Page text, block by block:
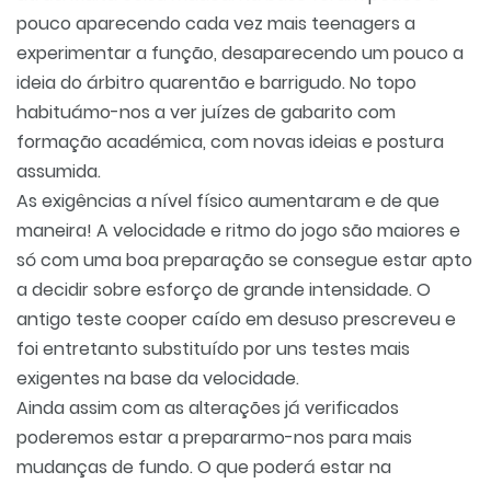
pouco aparecendo cada vez mais teenagers a
experimentar a função, desaparecendo um pouco a
ideia do árbitro quarentão e barrigudo. No topo
habituámo-nos a ver juízes de gabarito com
formação académica, com novas ideias e postura
assumida.
As exigências a nível físico aumentaram e de que
maneira! A velocidade e ritmo do jogo são maiores e
só com uma boa preparação se consegue estar apto
a decidir sobre esforço de grande intensidade. O
antigo teste cooper caído em desuso prescreveu e
foi entretanto substituído por uns testes mais
exigentes na base da velocidade.
Ainda assim com as alterações já verificados
poderemos estar a prepararmo-nos para mais
mudanças de fundo. O que poderá estar na